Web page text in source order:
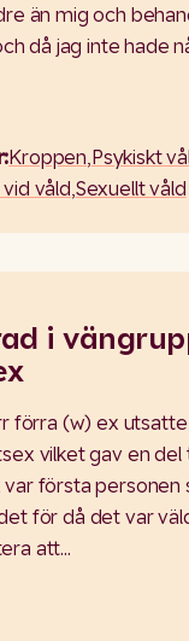
än mig och
då jag inte hade
Kroppen,Psykiskt
våld,Sexuellt våld
i
förra (w) ex
vilket gav en del
första personen
för då det var
att…